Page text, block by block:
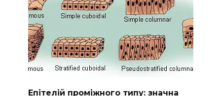
Епітелій проміжного типу: значна